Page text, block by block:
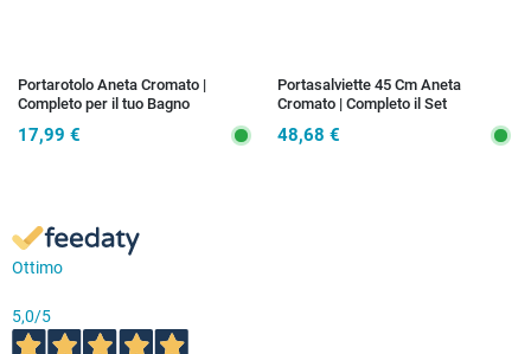
Portarotolo Aneta Cromato |
Completo per il tuo Bagno
17,99 €
Portasalviette 45 Cm Aneta
Cromato | Completo il Set
48,68 €
Ottimo
5,0/5